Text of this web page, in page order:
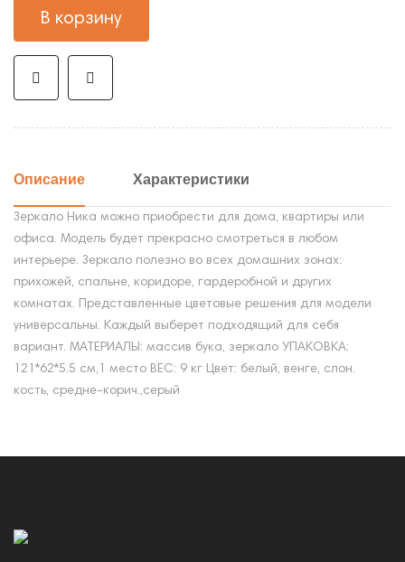
В корзину
Описание Характеристики
Зеркало Ника можно приобрести для дома, квартиры или
офиса. Модель будет прекрасно смотреться в любом
интерьере. Зеркало полезно во всех домашних зонах:
прихожей, спальне, коридоре, гардеробной и других
комнатах. Представленные цветовые решения для модели
универсальны. Каждый выберет подходящий для себя
вариант. МАТЕРИАЛЫ: массив бука, зеркало УПАКОВКА:
121*62*5.5 см,1 место ВЕС: 9 кг Цвет: белый, венге, слон.
кость, средне-корич.,серый